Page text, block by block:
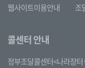
웹사이트이용안내
조
콜센터 안내
정부조달콜센터<나라장터